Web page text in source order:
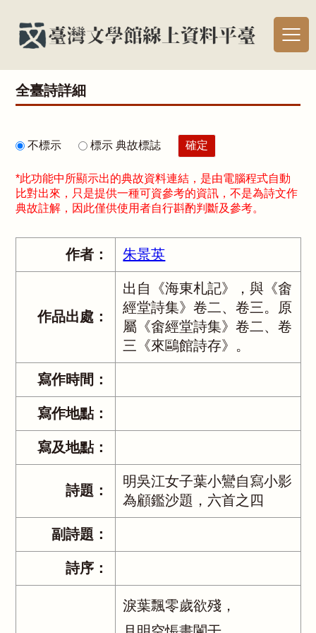
全臺詩詳細
不標示 標示 典故標誌
*此功能中所顯示出的典故資料連結，是由電腦程式自動
比對出來，只是提供一種可資參考的資訊，不是為詩文作
典故註解，因此僅供使用者自行斟酌判斷及參考。
作者： 朱景英
作品出處：
出自《海東札記》，與《畬
經堂詩集》卷二、卷三。原
屬《畬經堂詩集》卷二、卷
三《來鷗館詩存》。
寫作時間：
寫作地點：
寫及地點：
詩題：
明吳江女子葉小鸞自寫小影
為顧鑑沙題，六首之四
副詩題：
詩序：
淚葉飄零歲欲殘，